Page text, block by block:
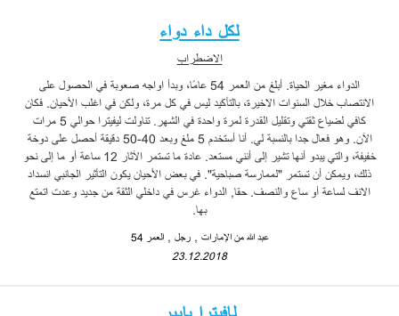
لكل داء دواء
الاضطراب
الدواء مغير الحياة. أبلغ من العمر 54 عامًا، وبدأ اواجه صعوبة في الحصول على
الانتصاب خلال السنوات الاخيرة، بالتأكيد ليس في كل مرة، ولكن في اغلب الأحيان. فكان
كافي لضياع ثقتي وتقليل القدرة لمرة واحدة في الشهر. تناولت ليفيترا حوالي 5 مرات
الآن. وهو فعال جدا بالنسبة لي. أنا أستخدم 5 ملغ وبعد 40-50 دقيقة أحصل على دوخة
خفيفة، والتي يبدو أنها تشير إلى أنني مستعد. عادة ما تستمر الآثار 12 ساعة أو ما إلى نحو
ذلك، ويمكن أن تستمر "لممارسة صباحية". في بعض الأحيان يكون التأثير الجانبي انسداد
الانف لساعة أو ساع والنصف. حقا, الدواء غرس في داخلي الثقة من جديد وعدت اتمتع
بها.
عبد الله من الإمارات رجل
العمر 54
23.12.2018